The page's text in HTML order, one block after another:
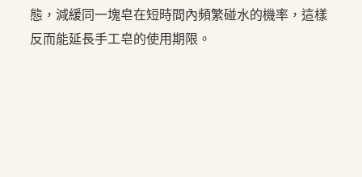
態，減緩同一塊皂在短時間內頻繁碰水的機率，這樣
反而能延長手工皂的使用期限。